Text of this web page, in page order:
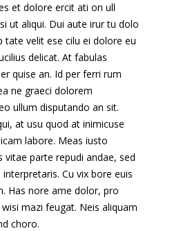
et dolore ercit ati on ull
ut aliqui. Dui aute irur tu dolo
tate velit ese cilu ei dolore eu
delicat. At fabulas
quise an. Id per ferri rum
ne graeci dolorem
ullum disputando an sit.
at usu quod at inimicuse
labore. Meas iusto
vitae parte repudi andae, sed
Cu vix bore euis
Has nore ame dolor, pro
mazi feugat. Neis aliquam
choro.